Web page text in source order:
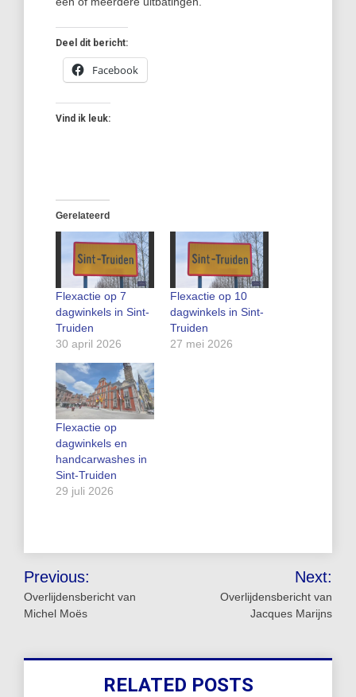
Deel dit bericht:
Facebook
Vind ik leuk:
Gerelateerd
Flexactie op 7
dagwinkels in Sint-
Truiden
30 april 2026
Flexactie op 10
dagwinkels in Sint-
Truiden
27 mei 2026
Flexactie op
dagwinkels en
handcarwashes in
Sint-Truiden
29 juli 2026
Bericht
navigatie
Previous:
Overlijdensbericht van
Michel Moës
Next:
Overlijdensbericht van
Jacques Marijns
RELATED POSTS